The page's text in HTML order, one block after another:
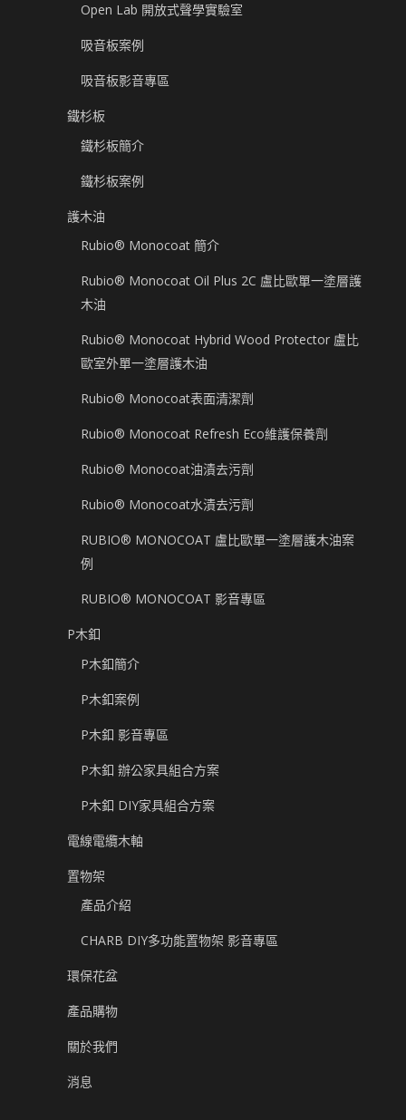
Open Lab 開放式聲學實驗室
吸音板案例
吸音板影音專區
鐵杉板
鐵杉板簡介
鐵杉板案例
護木油
Rubio® Monocoat 簡介
Rubio® Monocoat Oil Plus 2C 盧比歐單一塗層護
木油
Rubio® Monocoat Hybrid Wood Protector 盧比
歐室外單一塗層護木油
Rubio® Monocoat表面清潔劑
Rubio® Monocoat Refresh Eco維護保養劑
Rubio® Monocoat油漬去污劑
Rubio® Monocoat水漬去污劑
RUBIO® MONOCOAT 盧比歐單一塗層護木油案
例
RUBIO® MONOCOAT 影音專區
P木釦
P木釦簡介
P木釦案例
P木釦 影音專區
P木釦 辦公家具組合方案
P木釦 DIY家具組合方案
電線電纜木軸
置物架
產品介紹
CHARB DIY多功能置物架 影音專區
環保花盆
產品購物
關於我們
消息